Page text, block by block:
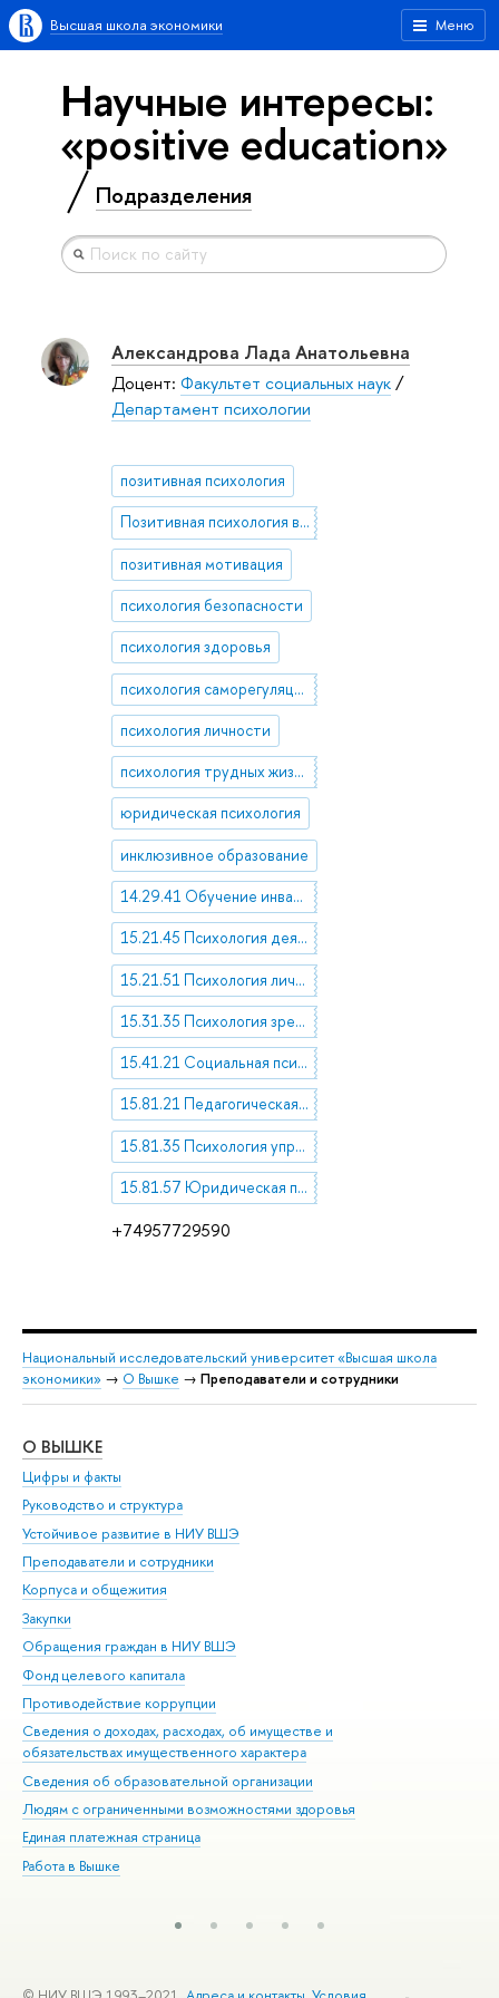
Меню
Высшая школа экономики
Научные интересы:
«positive education»
Подразделения
+74957729590
Александрова Лада Анатольевна
Доцент: Факультет социальных наук/
Департамент психологии
позитивная психология
Позитивная психология в организационном контексте
позитивная мотивация
психология безопасности
психология здоровья
психология саморегуляции
психология личности
психология трудных жизненных ситуаций
юридическая психология
инклюзивное образование
14.29.41 Обучение инвалидов
15.21.45 Психология деятельности и поведения. Психология мотивации
15.21.51 Психология личности
15.31.35 Психология зрелости
15.41.21 Социальная психология личности. Личность и общество. Психология жизненной сферы
15.81.21 Педагогическая психология
15.81.35 Психология управления
15.81.57 Юридическая психология
Национальный исследовательский университет «Высшая школа
экономики» → О Вышке → Преподаватели и сотрудники
О ВЫШКЕ
Цифры и факты
Руководство и структура
Устойчивое развитие в НИУ ВШЭ
Преподаватели и сотрудники
Корпуса и общежития
Закупки
Обращения граждан в НИУ ВШЭ
Фонд целевого капитала
Противодействие коррупции
Сведения о доходах, расходах, об имуществе и
обязательствах имущественного характера
Сведения об образовательной организации
Людям с ограниченными возможностями здоровья
Единая платежная страница
Работа в Вышке